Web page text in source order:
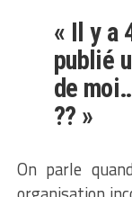
« Il y a
publié
de
?? »
On parle